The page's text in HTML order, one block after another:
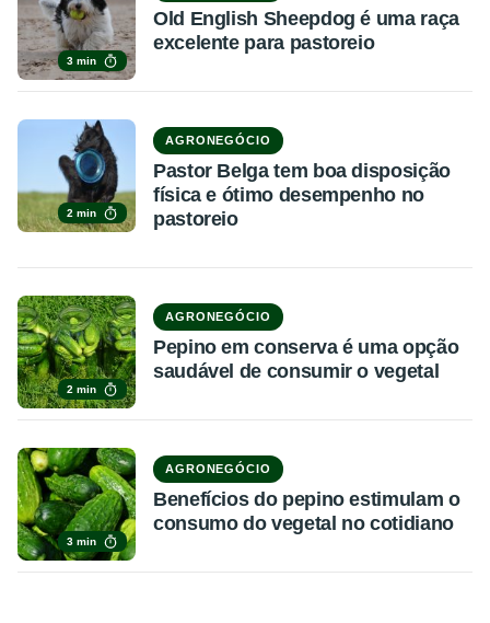
3 min
Old English Sheepdog é uma raça
excelente para pastoreio
2 min
AGRONEGÓCIO
Pastor Belga tem boa disposição
física e ótimo desempenho no
pastoreio
2 min
AGRONEGÓCIO
Pepino em conserva é uma opção
saudável de consumir o vegetal
3 min
AGRONEGÓCIO
Benefícios do pepino estimulam o
consumo do vegetal no cotidiano